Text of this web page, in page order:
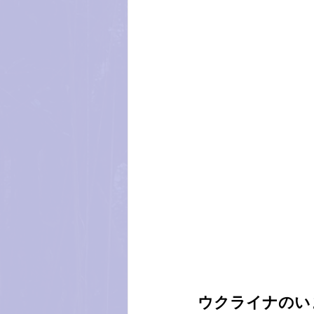
ウクライナの